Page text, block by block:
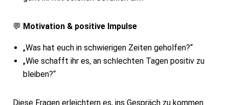
💬 Motivation & positive Impulse
„Was hat euch in schwierigen Zeiten geholfen?“
„Wie schafft ihr es, an schlechten Tagen positiv zu
bleiben?“
Diese Fragen erleichtern es, ins Gespräch zu kommen